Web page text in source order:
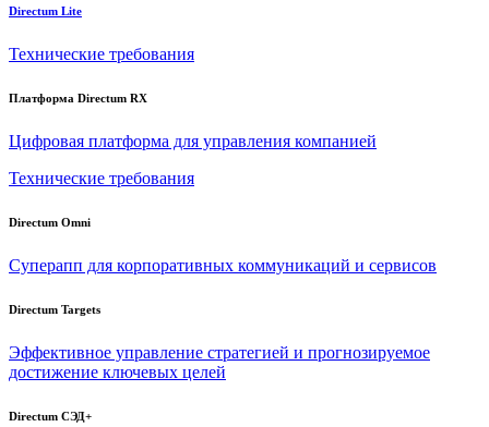
Directum Lite
Технические требования
Платформа Directum RX
Цифровая платформа для управления компанией
Технические требования
Directum Omni
Суперапп для корпоративных коммуникаций и сервисов
Directum Targets
Эффективное управление стратегией и прогнозируемое
достижение ключевых целей
Directum СЭД+